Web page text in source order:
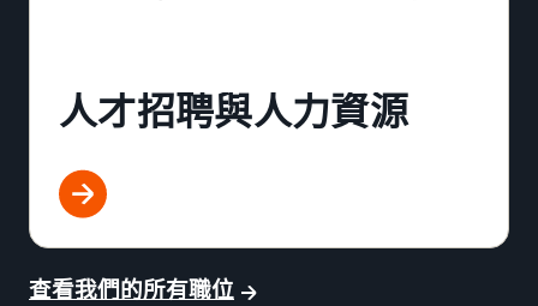
人才招聘與人力資源
查看我們的所有職位